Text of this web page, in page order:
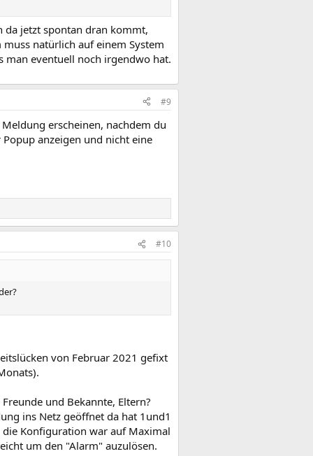
da jetzt spontan dran kommt,
natürlich auf einem System
man eventuell noch irgendwo hat.
#9
erscheinen, nachdem du
anzeigen und nicht eine
#10
von Februar 2021 gefixt
und Bekannte, Eltern?
ins Netz geöffnet da hat 1und1
Konfiguration war auf Maximal
um den "Alarm" auzulösen.